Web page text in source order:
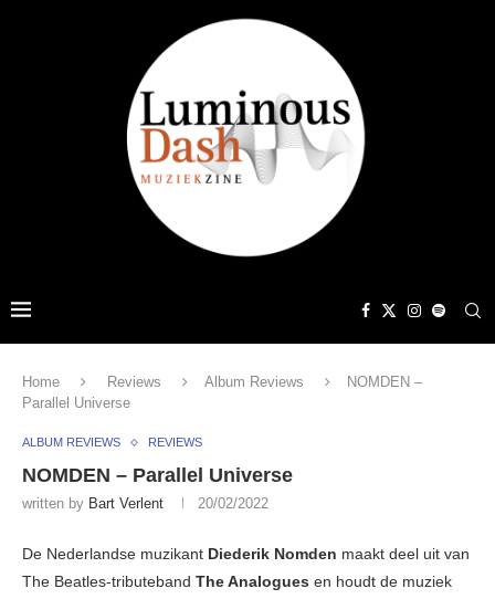
Home Reviews Album Reviews
NOMDEN –
Parallel Universe
ALBUM REVIEWS REVIEWS
NOMDEN – Parallel Universe
written by Bart Verlent 20/02/2022
De Nederlandse muzikant Diederik Nomden maakt deel uit van
The Beatles-tributeband The Analogues en houdt de muziek